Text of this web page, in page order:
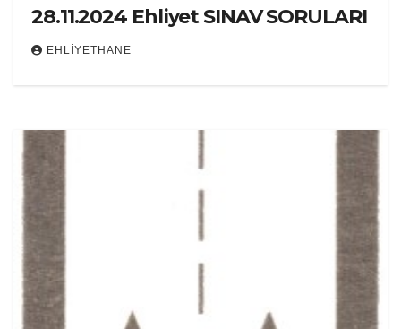
28.11.2024 Ehliyet SINAV SORULARI
EHLIYETHANE